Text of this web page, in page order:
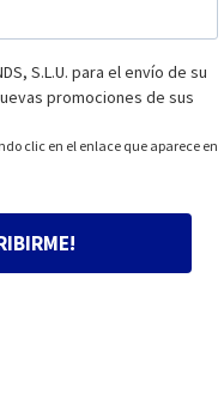
S.L.U. para el envío de su
promociones de sus
clic en el enlace que aparece en